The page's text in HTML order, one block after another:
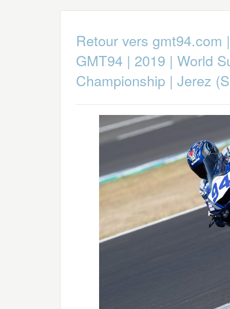
Retour vers gmt94.com
GMT94 | 2019 | World
Championship | Jerez